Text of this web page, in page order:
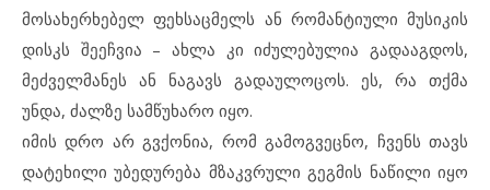
მოსახერხებელ ფეხსაცმელს ან რომანტიული მუსიკის
დისკს შეეჩვია – ახლა კი იძულებულია გადააგდოს,
მეძველმანეს ან ნაგავს გადაულოცოს. ეს, რა თქმა
უნდა, ძალზე სამწუხარო იყო.
იმის დრო არ გვქონია, რომ გამოგვეცნო, ჩვენს თავს
დატეხილი უბედურება მზაკვრული გეგმის ნაწილი იყო